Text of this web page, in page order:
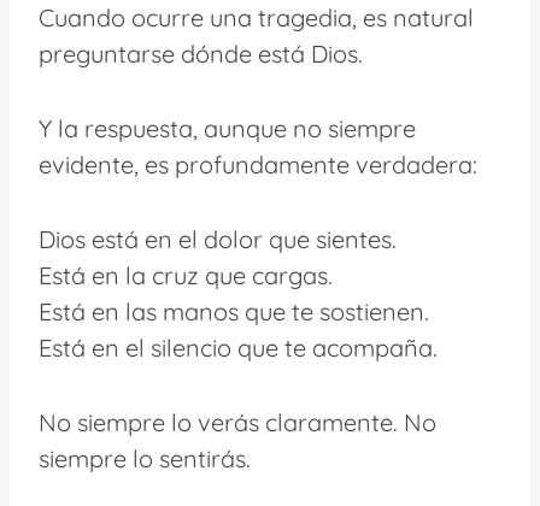
Cuando ocurre una tragedia, es natural
preguntarse dónde está Dios.
Y la respuesta, aunque no siempre
evidente, es profundamente verdadera:
Dios está en el dolor que sientes.
Está en la cruz que cargas.
Está en las manos que te sostienen.
Está en el silencio que te acompaña.
No siempre lo verás claramente. No
siempre lo sentirás.